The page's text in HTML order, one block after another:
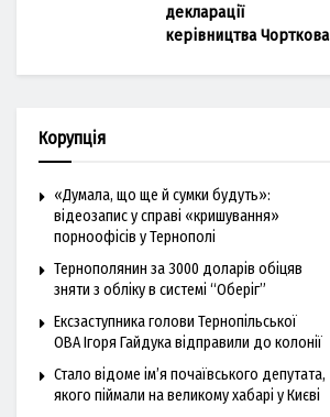
декларації
керівництва Чорткова
Корупція
«Думала, що ще й сумки будуть»:
відеозапис у справі «кришування»
порноофісів у Тернополі
Тернополянин за 3000 доларів обіцяв
зняти з обліку в системі “Оберіг”
Ексзаступника голови Тернопільської
ОВА Ігоря Гайдука відправили до колонії
Стало відоме ім’я почаївського депутата,
якого піймали на великому хабарі у Києві